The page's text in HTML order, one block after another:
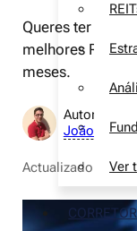
Ver
Queres ter uma
melhores REITs
meses.
Autor:
João Neves
Actualizado a 8 de